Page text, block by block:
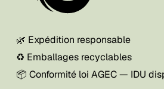
🌿 Expédition responsable
♻️ Emballages recyclables
📦 Conformité loi AGEC — IDU